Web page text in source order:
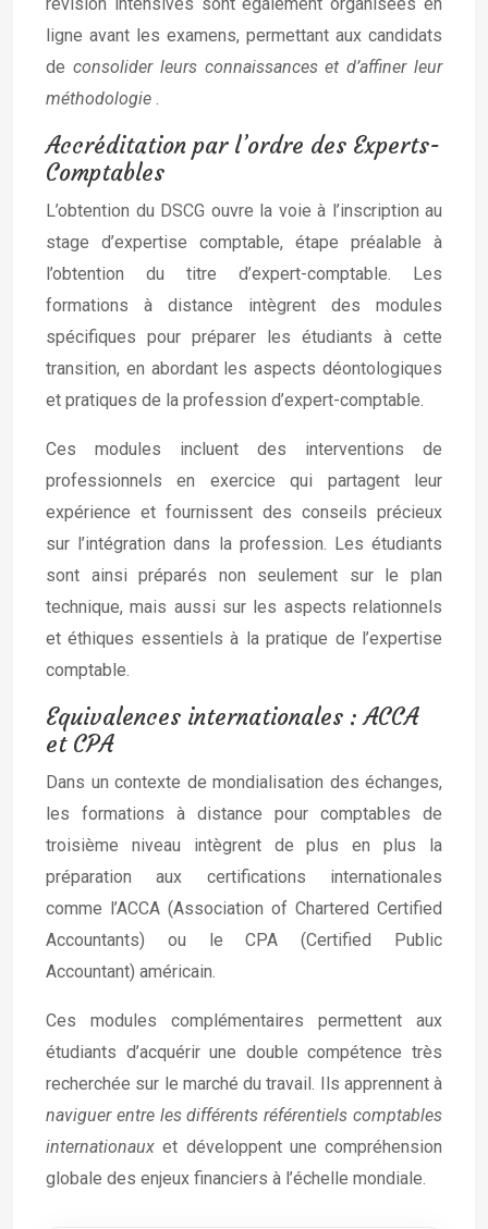
ligne avant les examens, permettant aux candidats
de consolider leurs connaissances et d’affiner leur
méthodologie .
Accréditation par l’ordre des Experts-
Comptables
L’obtention du DSCG ouvre la voie à l’inscription au
stage d’expertise comptable, étape préalable à
l’obtention du titre d’expert-comptable. Les
formations à distance intègrent des modules
spécifiques pour préparer les étudiants à cette
transition, en abordant les aspects déontologiques
et pratiques de la profession d’expert-comptable.
Ces modules incluent des interventions de
professionnels en exercice qui partagent leur
expérience et fournissent des conseils précieux
sur l’intégration dans la profession. Les étudiants
sont ainsi préparés non seulement sur le plan
technique, mais aussi sur les aspects relationnels
et éthiques essentiels à la pratique de l’expertise
comptable.
Equivalences internationales : ACCA
et CPA
Dans un contexte de mondialisation des échanges,
les formations à distance pour comptables de
troisième niveau intègrent de plus en plus la
préparation aux certifications internationales
comme l’ACCA (Association of Chartered Certified
Accountants) ou le CPA (Certified Public
Accountant) américain.
Ces modules complémentaires permettent aux
étudiants d’acquérir une double compétence très
recherchée sur le marché du travail. Ils apprennent à
naviguer entre les différents référentiels comptables
internationauxet développent une compréhension
globale des enjeux financiers à l’échelle mondiale.